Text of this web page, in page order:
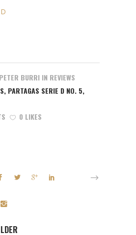
PETER BURRI IN REVIEWS
, PARTAGAS SERIE D NO. 5,
0 LIKES